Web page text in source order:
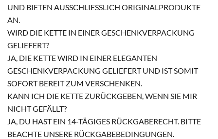
UND BIETEN AUSSCHLIESSLICH ORIGINALPRODUKTE A
N.
WIRD DIE KETTE IN EINER GESCHENKVERPACKUNG
GELIEFERT?
JA, DIE KETTE WIRD IN EINER ELEGANTEN
GESCHENKVERPACKUNG GELIEFERT UND IST SOMIT
SOFORT BEREIT ZUM VERSCHENKEN.
KANN ICH DIE KETTE ZURÜCKGEBEN, WENN SIE MIR
NICHT GEFÄLLT?
JA, DU HAST EIN 14-TÄGIGES RÜCKGABERECHT. BITTE
BEACHTE UNSERE RÜCKGABEBEDINGUNGEN.